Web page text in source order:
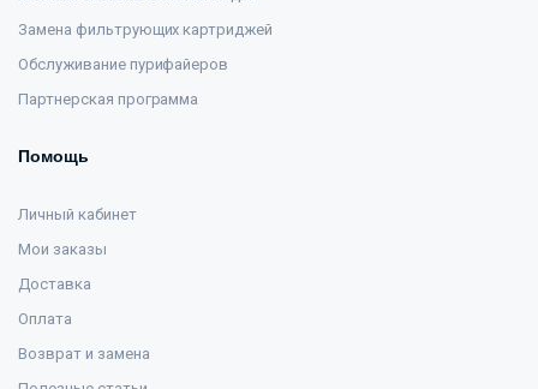
Замена фильтрующих картриджей
Обслуживание пурифайеров
Партнерская программа
Помощь
Личный кабинет
Мои заказы
Доставка
Оплата
Возврат и замена